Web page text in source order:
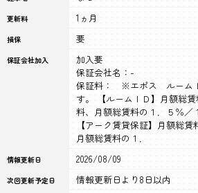
更新料 1ヵ月
損保 要
保証会社加入
加入要
保証会社名：-
保証料： ※エポス ルームＩ
す。 【ルームＩＤ】月額総
料、月額総賃料の１．５％／
【アーク賃貸保証】月額総賃
月額総賃料の１．
情報更新日 2026/08/09
次回更新予定日 情報更新日より8日以内